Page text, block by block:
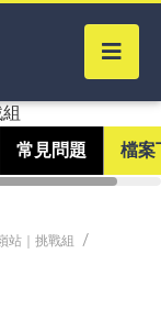
常見問題 檔案
站｜挑戰組